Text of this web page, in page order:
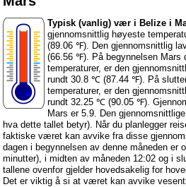
Typisk (vanlig) vær i Belize i
gjennomsnittlig høyeste
(89.06 ℉). Den gjennomsnittlig
(66.56 ℉). På begynnelsen Mars
temperaturer, er den
rundt 30.8 ℃ (87.44 ℉). På
temperaturer, er den
rundt 32.25 ℃ (90.05 ℉).
Mars er 5.9. Den
hva dette tallet betyr). Når du planlegger
faktiske været kan avvike fra disse
dagen i begynnelsen av denne måneden er
minutter), i midten av måneden 12:02 og i
tallene ovenfor gjelder hovedsakelig for
Det er viktig å si at været kan avvike